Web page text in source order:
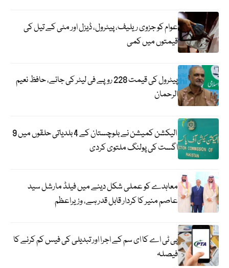
عوام کو جزوی ریلیف، پیٹرول، ڈیزل اور مٹی کے تیل کی
قیمتوں میں کمی
پیٹرول کی قیمت 228 روپے فی لیٹر کی جائے، حافظ نعیم
الرحمان
الیکشن کمیشن نے بلوچستان کے 4 بلدیاتی حلقوں میں 9
اگست کی پولنگ ملتوی کردی
معاہدے کو عملی شکل دینے میں فیلڈ مارشل سید
عاصم منیر کا کردار قابل قدر ہے، وزیراعظم
پی ٹی اے کا ای سم کے اجرا اور تبدیلی کی فیس کم کرنے کا
فیصلہ